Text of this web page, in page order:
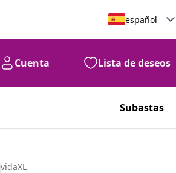
español
Cuenta Lista de deseos
Subastas
vidaXL